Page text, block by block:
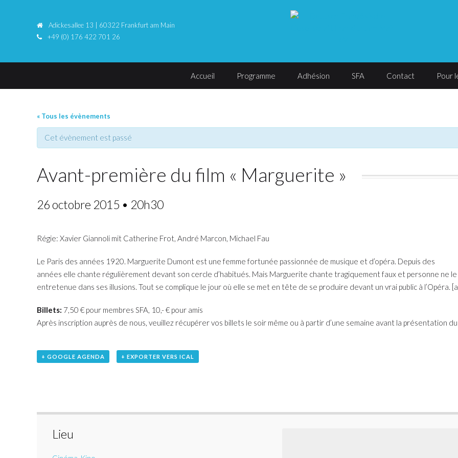
Adickesallee 13 | 60322 Frankfurt am Main
+49 (0) 176 422 701 26
Accueil Programme Adhésion SFA Contact Pour
« Tous les évènements
Cet évènement est passé
Avant-première du film « Marguerite »
26 octobre 2015 • 20h30
Régie: Xavier Giannoli mit Catherine Frot, André Marcon, Michael Fau
Le Paris des années 1920. Marguerite Dumont est une femme fortunée passionnée de musique et d’opéra. Depuis des
années elle chante régulièrement devant son cercle d’habitués. Mais Marguerite chante tragiquement faux et personne ne le
entretenue dans ses illusions. Tout se complique le jour où elle se met en tête de se produire devant un vrai public à l’Opéra.
Billets: 7,50 € pour membres SFA, 10,- € pour amis
Après inscription auprès de nous, veuillez récupérer vos billets le soir même ou à partir d’une semaine avant la présentation
+ GOOGLE AGENDA + EXPORTER VERS ICAL
Lieu